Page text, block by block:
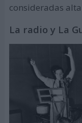
consideradas
La radio y La